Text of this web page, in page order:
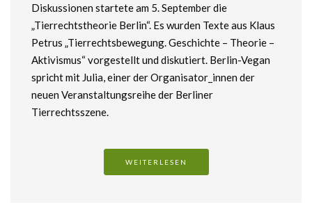
Diskussionen startete am 5. September die
„Tierrechtstheorie Berlin“. Es wurden Texte aus Klaus
Petrus „Tierrechtsbewegung. Geschichte – Theorie –
Aktivismus“ vorgestellt und diskutiert. Berlin-Vegan
spricht mit Julia, einer der Organisator_innen der
neuen Veranstaltungsreihe der Berliner
Tierrechtsszene.
WEITERLESEN